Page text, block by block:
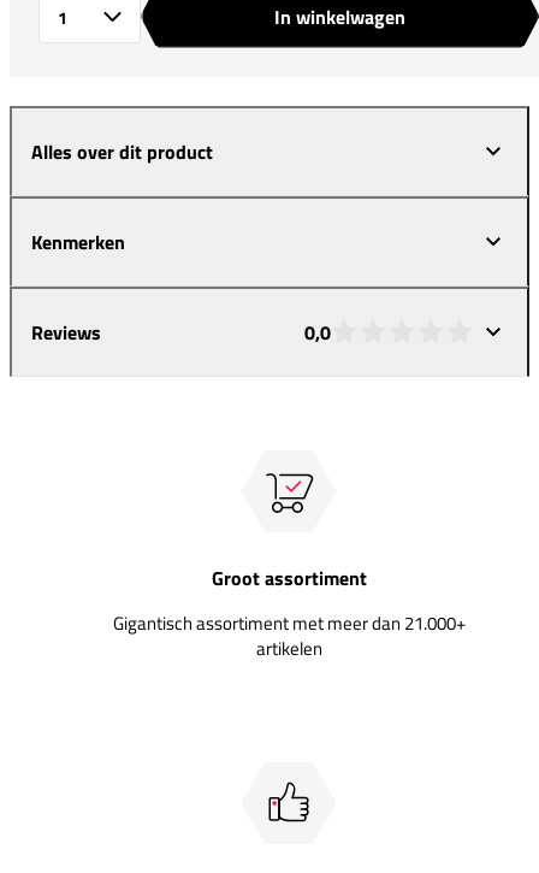
In winkelwagen
Alles over dit product
Kenmerken
Reviews 0,0
Groot assortiment
Gigantisch assortiment met meer dan 21.000+
artikelen